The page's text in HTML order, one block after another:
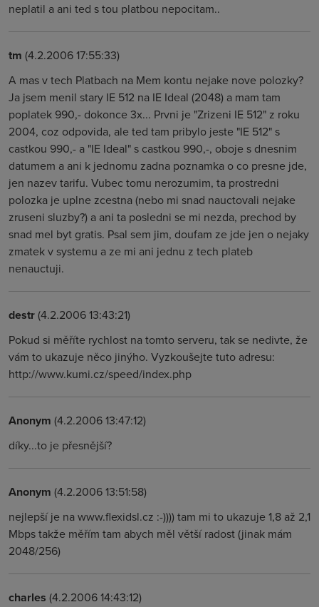
neplatil a ani ted s tou platbou nepocitam..
tm (4.2.2006 17:55:33)
A mas v tech Platbach na Mem kontu nejake nove polozky?
Ja jsem menil stary IE 512 na IE Ideal (2048) a mam tam
poplatek 990,- dokonce 3x... Prvni je "Zrizeni IE 512" z roku
2004, coz odpovida, ale ted tam pribylo jeste "IE 512" s
castkou 990,- a "IE Ideal" s castkou 990,-, oboje s dnesnim
datumem a ani k jednomu zadna poznamka o co presne jde,
jen nazev tarifu. Vubec tomu nerozumim, ta prostredni
polozka je uplne zcestna (nebo mi snad nauctovali nejake
zruseni sluzby?) a ani ta posledni se mi nezda, prechod by
snad mel byt gratis. Psal sem jim, doufam ze jde jen o nejaky
zmatek v systemu a ze mi ani jednu z tech plateb
nenauctuji.
destr(4.2.2006 13:43:21)
Pokud si měříte rychlost na tomto serveru, tak se nedivte, že
vám to ukazuje něco jinýho. Vyzkoušejte tuto adresu:
http://www.kumi.cz/speed/index.php
Anonym (4.2.2006 13:47:12)
díky...to je přesnější?
Anonym (4.2.2006 13:51:58)
nejlepší je na www.flexidsl.cz :-)))) tam mi to ukazuje 1,8 až 2,1
Mbps takže měřím tam abych měl větší radost (jinak mám
2048/256)
charles (4.2.2006 14:43:12)